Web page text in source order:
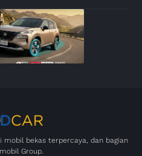
mobil bekas terpercaya, dan bagian
Group.